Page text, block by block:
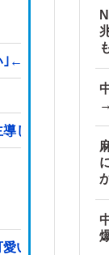
←これw w w w w
してきた財務省
いｗｗ」【海外